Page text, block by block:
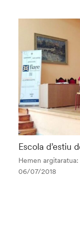
Escola d’estiu
Hemen argitaratua:
06/07/2018